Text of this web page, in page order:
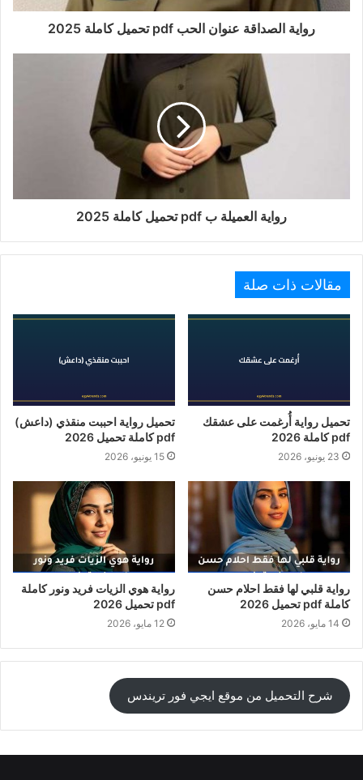
رواية الصداقة عنوان الحب pdf تحميل كاملة 2025
رواية العميلة ب pdf تحميل كاملة 2025
مقالات ذات صلة
تحميل رواية أُرغمت على عشقك
pdf كاملة 2026
23 يونيو، 2026
تحميل رواية احببت منقذي (داعش)
pdf كاملة تحميل 2026
15 يونيو، 2026
رواية قلبي لها فقط احلام حسن
كاملة pdf تحميل 2026
14 مايو، 2026
رواية هوي الزيات فريد ونور كاملة
pdf تحميل 2026
12 مايو، 2026
شرح التحميل من موقع ايجي فور تريندس